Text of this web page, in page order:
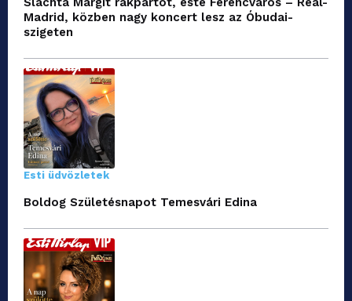
Madrid, közben nagy koncert lesz az Óbudai-
szigeten
Esti üdvözletek
Boldog Születésnapot Temesvári Edina